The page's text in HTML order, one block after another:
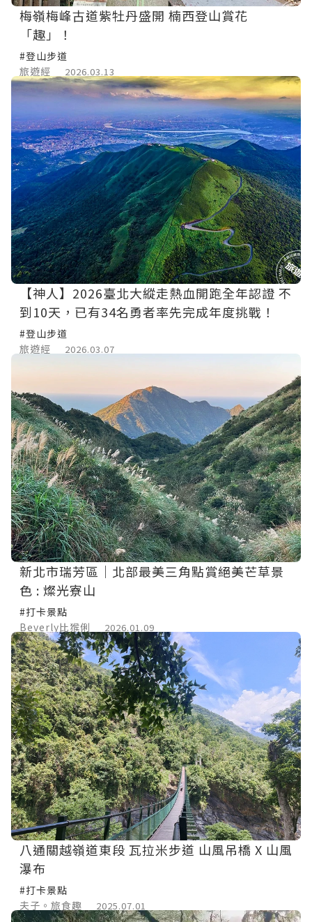
梅嶺梅峰古道紫牡丹盛開 楠西登山賞花
「趣」！
#登山步道
旅遊經
2026.03.13
【神人】2026臺北大縱走熱血開跑全年認證 不
到10天，已有34名勇者率先完成年度挑戰！
#登山步道
旅遊經
2026.03.07
新北市瑞芳區｜北部最美三角點賞絕美芒草景
色 : 燦光寮山
#打卡景點
Beverly比猴俐
2026.01.09
八通關越嶺道東段 瓦拉米步道 山風吊橋 X 山風
瀑布
#打卡景點
夫子。旅食趣
2025.07.01